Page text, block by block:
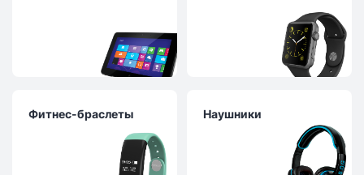
Фитнес-браслеты Наушники